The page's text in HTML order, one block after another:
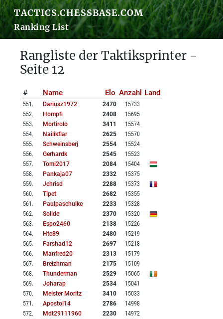
TACTICS.CHESSBASE.COM
Ranking List
Rangliste der Taktiksprinter -
Seite 12
# Name Elo Anzahl Land
551 . Dariusz1972 2470
15733
552. Hompfi 2408
15695
553. Mortirolo 3411
15574
554. Nailikflar 2625
15570
555. Schweinsberj 2554
15524
556. Gerhardk 2545
15523
557. Tomi2017 2084
15404
558. Pankaja07 2332
15375
559. Jchrisd 2288
15373
560. Tipet 2682
15355
561 . Paulpaschulke 2233
15328
562. Solide 2370
15320
563. Espo2460 2138
15226
564. Htc89 2480
15219
565. Farshad12 2697
15218
566. Manfred20 2313
15179
567. Breizhman 2175
15109
568. Thunderman 2529
15065
569. Joharap 2534
15041
570. Meister Moritz 3410
15033
571 . Apostol14 2786
14998
572. Mdt29111960 2230
14972